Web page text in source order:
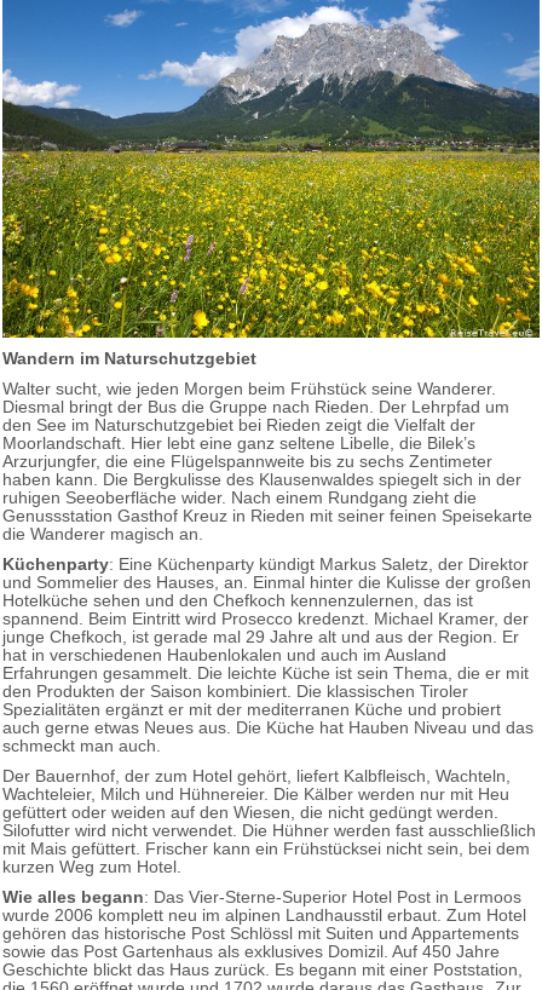
Wandern im Naturschutzgebiet
Walter sucht, wie jeden Morgen beim Frühstück seine Wanderer.
Diesmal bringt der Bus die Gruppe nach Rieden. Der Lehrpfad um
den See im Naturschutzgebiet bei Rieden zeigt die Vielfalt der
Moorlandschaft. Hier lebt eine ganz seltene Libelle, die Bilek’s
Arzurjungfer, die eine Flügelspannweite bis zu sechs Zentimeter
haben kann. Die Bergkulisse des Klausenwaldes spiegelt sich in der
ruhigen Seeoberfläche wider. Nach einem Rundgang zieht die
Genussstation Gasthof Kreuz in Rieden mit seiner feinen Speisekarte
die Wanderer magisch an.
Küchenparty: Eine Küchenparty kündigt Markus Saletz, der Direktor
und Sommelier des Hauses, an. Einmal hinter die Kulisse der großen
Hotelküche sehen und den Chefkoch kennenzulernen, das ist
spannend. Beim Eintritt wird Prosecco kredenzt. Michael Kramer, der
junge Chefkoch, ist gerade mal 29 Jahre alt und aus der Region. Er
hat in verschiedenen Haubenlokalen und auch im Ausland
Erfahrungen gesammelt. Die leichte Küche ist sein Thema, die er mit
den Produkten der Saison kombiniert. Die klassischen Tiroler
Spezialitäten ergänzt er mit der mediterranen Küche und probiert
auch gerne etwas Neues aus. Die Küche hat Hauben Niveau und das
schmeckt man auch.
Der Bauernhof, der zum Hotel gehört, liefert Kalbfleisch, Wachteln,
Wachteleier, Milch und Hühnereier. Die Kälber werden nur mit Heu
gefüttert oder weiden auf den Wiesen, die nicht gedüngt werden.
Silofutter wird nicht verwendet. Die Hühner werden fast ausschließlich
mit Mais gefüttert. Frischer kann ein Frühstücksei nicht sein, bei dem
kurzen Weg zum Hotel.
Wie alles begann: Das Vier-Sterne-Superior Hotel Post in Lermoos
wurde 2006 komplett neu im alpinen Landhausstil erbaut. Zum Hotel
gehören das historische Post Schlössl mit Suiten und Appartements
sowie das Post Gartenhaus als exklusives Domizil. Auf 450 Jahre
Geschichte blickt das Haus zurück. Es begann mit einer Poststation,